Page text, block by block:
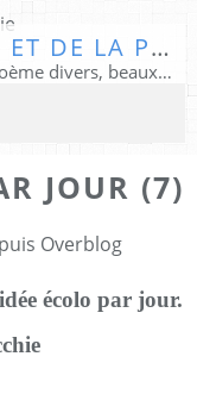
LE MONDE DE LA PHILO ET DE LA POÉSIE
Extraits de livres lus, poèmes perso, poème divers, beaux textes...
JOUR (7)
Overblog
écolo par jour.